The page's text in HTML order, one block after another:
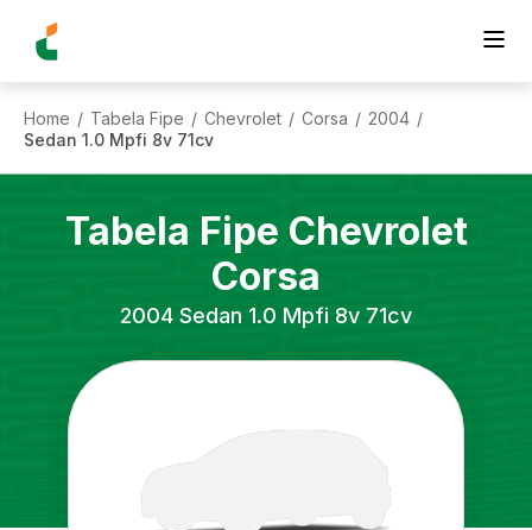
Home / Tabela Fipe / Chevrolet / Corsa / 2004 /
Sedan 1.0 Mpfi 8v 71cv
Tabela Fipe Chevrolet
Corsa
2004 Sedan 1.0 Mpfi 8v 71cv